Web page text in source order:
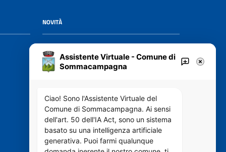
NOVITÀ
Notizie
Avvisi
VIVERE IL COMUNE
Luoghi
Eventi
Assistente Virtuale - Comune di
Sommacampagna
Ciao! Sono l'Assistente Virtuale del
Comune di Sommacampagna. Ai sensi
dell'art. 50 dell'IA Act, sono un sistema
basato su una intelligenza artificiale
generativa. Puoi farmi qualunque